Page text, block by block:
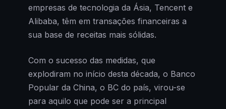
empresas de tecnologia da Ásia, Tencent e
Alibaba, têm em transações financeiras a
sua base de receitas mais sólidas.
Com o sucesso das medidas, que
explodiram no início desta década, o Banco
Popular da China, o BC do país, virou-se
para aquilo que pode ser a principal